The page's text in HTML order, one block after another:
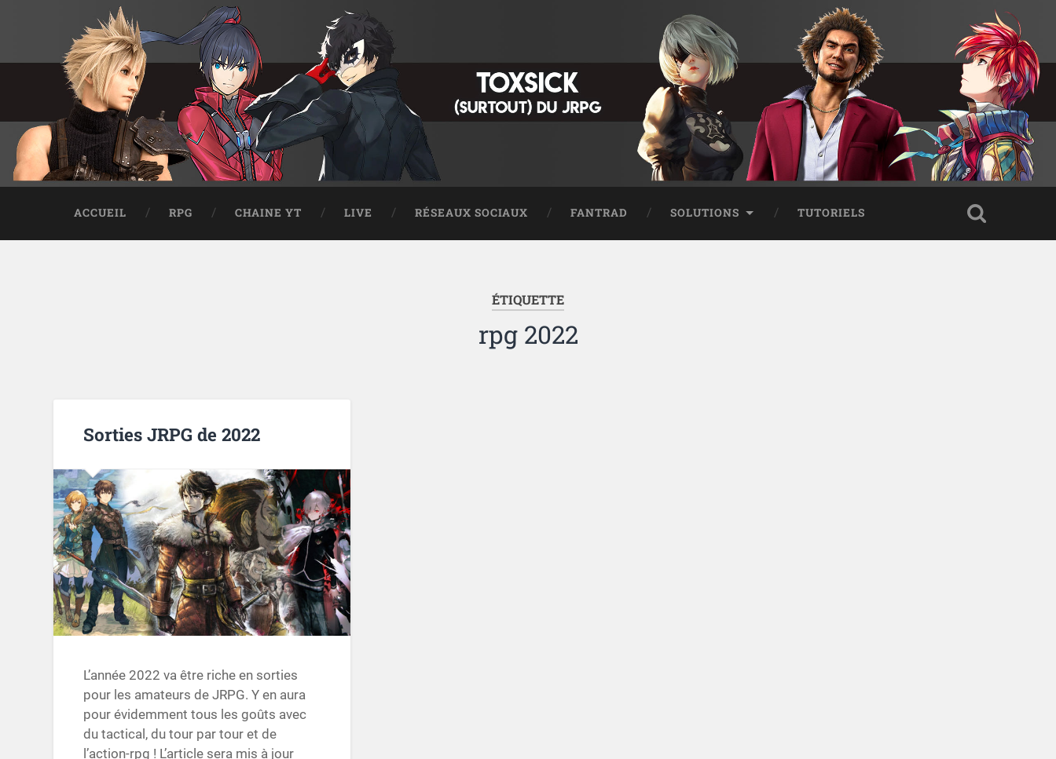
ACCUEIL RPG CHAINE YT LIVE RÉSEAUX SOCIAUX FANTRAD SOLUTIONS TUTORIELS
ÉTIQUETTE
rpg 2022
Sorties JRPG de 2022
L’année 2022 va être riche en sorties
pour les amateurs de JRPG. Y en aura
pour évidemment tous les goûts avec
du tactical, du tour par tour et de
l’action-rpg ! L’article sera mis à jour